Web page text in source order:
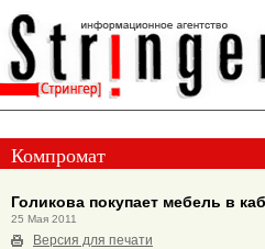
Компромат
Голикова покупает мебель в
25 Мая 2011
Версия для печати